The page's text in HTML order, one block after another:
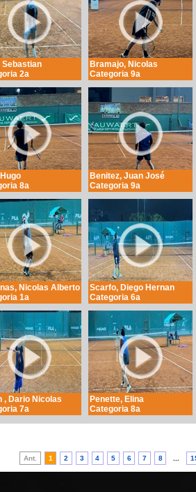
2a
Bramajo, Nicolas
Categoria 9a
8a
Benitez, Juan José
Categoria 9a
Nicolas Alberto
1a
Scarfo, Diego Hernan
Categoria 6a
, Dario Nicolas
7a
Penette, Elina
Categoria 8a
Ant. 1 2 3 4 5 6 7 8